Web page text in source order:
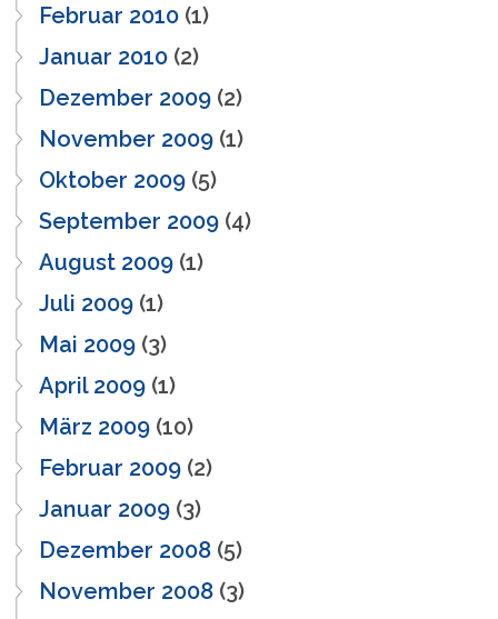
Februar 2010 (1)
Januar 2010 (2)
Dezember 2009 (2)
November 2009 (1)
Oktober 2009 (5)
September 2009 (4)
August 2009 (1)
Juli 2009 (1)
Mai 2009 (3)
April 2009 (1)
März 2009 (10)
Februar 2009 (2)
Januar 2009 (3)
Dezember 2008 (5)
November 2008 (3)